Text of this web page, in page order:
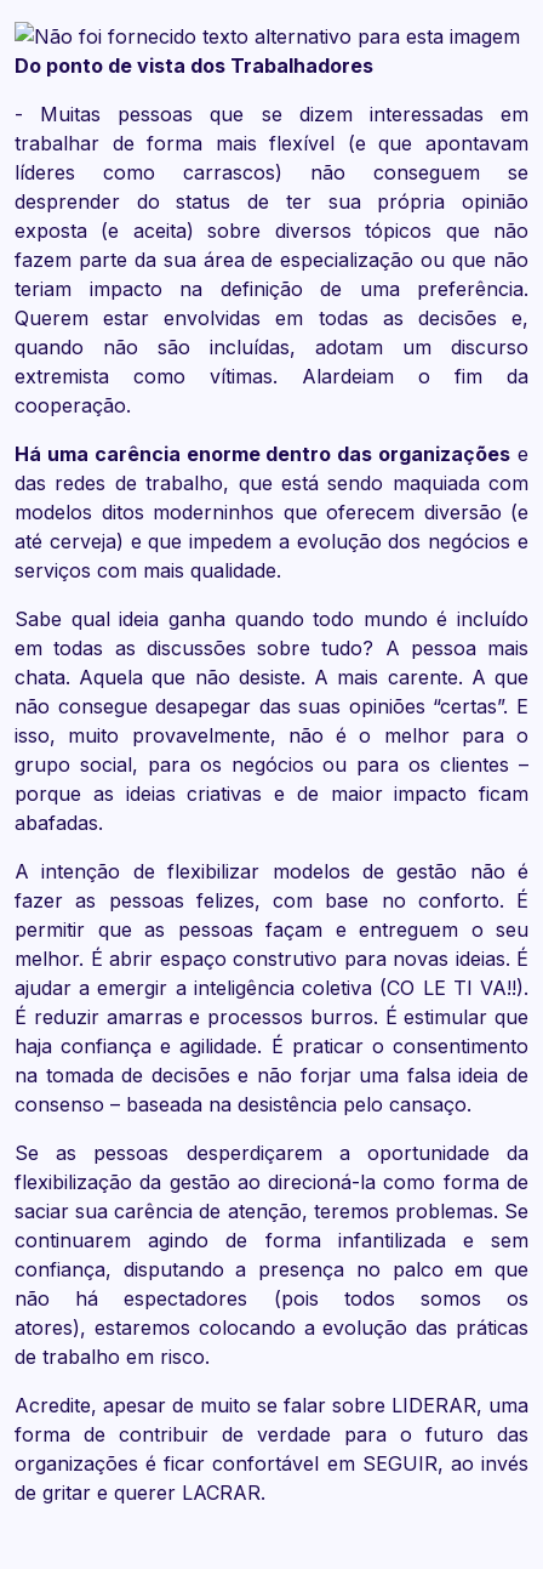
Do ponto de vista dos Trabalhadores
- Muitas pessoas que se dizem interessadas em
trabalhar de forma mais flexível (e que apontavam
líderes como carrascos) não conseguem se
desprender do status de ter sua própria opinião
exposta (e aceita) sobre diversos tópicos que não
fazem parte da sua área de especialização ou que não
teriam impacto na definição de uma preferência.
Querem estar envolvidas em todas as decisões e,
quando não são incluídas, adotam um discurso
extremista como vítimas. Alardeiam o fim da
cooperação.
Há uma carência enorme dentro das organizações e
das redes de trabalho, que está sendo maquiada com
modelos ditos moderninhos que oferecem diversão (e
até cerveja) e que impedem a evolução dos negócios e
serviços com mais qualidade.
Sabe qual ideia ganha quando todo mundo é incluído
em todas as discussões sobre tudo? A pessoa mais
chata. Aquela que não desiste. A mais carente. A que
não consegue desapegar das suas opiniões “certas”. E
isso, muito provavelmente, não é o melhor para o
grupo social, para os negócios ou para os clientes –
porque as ideias criativas e de maior impacto ficam
abafadas.
A intenção de flexibilizar modelos de gestão não é
fazer as pessoas felizes, com base no conforto. É
permitir que as pessoas façam e entreguem o seu
melhor. É abrir espaço construtivo para novas ideias. É
ajudar a emergir a inteligência coletiva (CO LE TI VA!!).
É reduzir amarras e processos burros. É estimular que
haja confiança e agilidade. É praticar o consentimento
na tomada de decisões e não forjar uma falsa ideia de
consenso – baseada na desistência pelo cansaço.
Se as pessoas desperdiçarem a oportunidade da
flexibilização da gestão ao direcioná-la como forma de
saciar sua carência de atenção, teremos problemas. Se
continuarem agindo de forma infantilizada e sem
confiança, disputando a presença no palco em que
não há espectadores (pois todos somos os
atores), estaremos colocando a evolução das práticas
de trabalho em risco.
Acredite, apesar de muito se falar sobre LIDERAR, uma
forma de contribuir de verdade para o futuro das
organizações é ficar confortável em SEGUIR, ao invés
de gritar e querer LACRAR.